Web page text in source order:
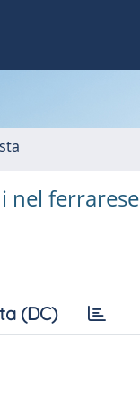
nel ferrarese
(DC)